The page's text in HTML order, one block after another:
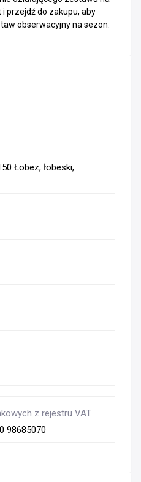
i przejdź do zakupu, aby
obserwacyjny na sezon.
Łobez, łobeski,
z rejestru VAT
98685070